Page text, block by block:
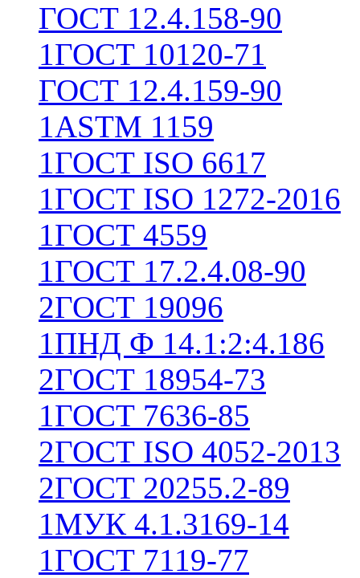
ГОСТ 12.4.158-90
1ГОСТ 10120-71
ГОСТ 12.4.159-90
1ASTM 1159
1ГОСТ ISO 6617
1ГОСТ ISO 1272-2016
1ГОСТ 4559
1ГОСТ 17.2.4.08-90
2ГОСТ 19096
1ПНД Ф 14.1:2:4.186
2ГОСТ 18954-73
1ГОСТ 7636-85
2ГОСТ ISO 4052-2013
2ГОСТ 20255.2-89
1МУК 4.1.3169-14
1ГОСТ 7119-77